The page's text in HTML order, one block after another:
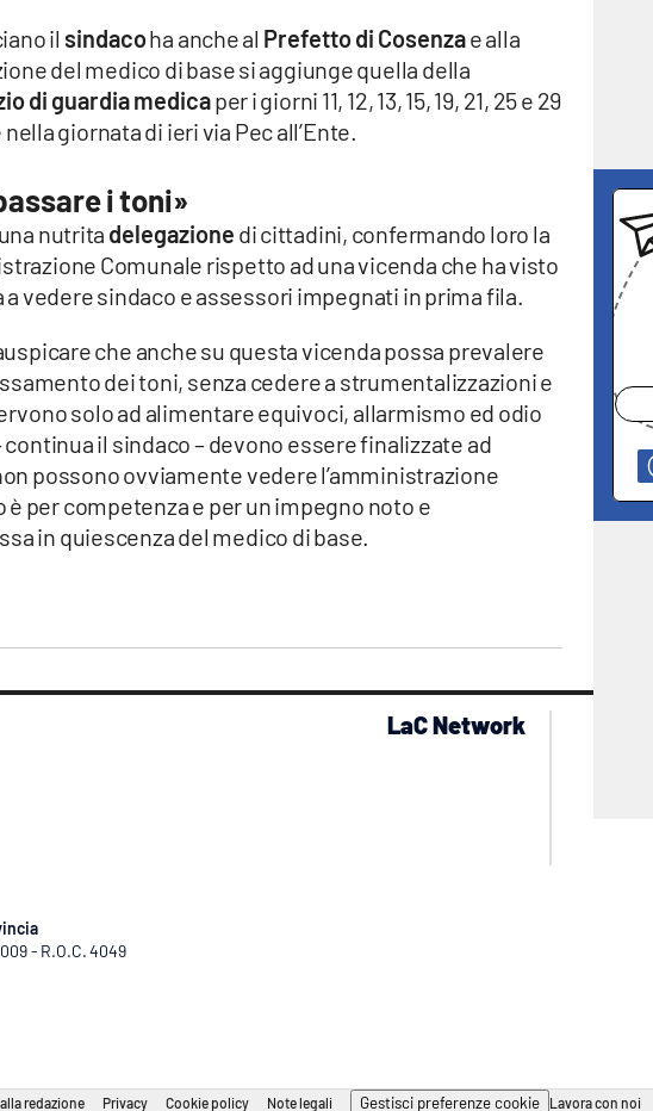
il sindacoha anche al Prefetto di Cosenzae alla
del medico di base si aggiunge quella della
di guardia medicaper i giorni 11, 12, 13, 15, 19, 21, 25 e 29
giornata di ieri via Pec all’Ente.
i toni»
nutrita delegazione di cittadini, confermando loro la
Comunale rispetto ad una vicenda che ha visto
vedere sindaco e assessori impegnati in prima fila.
che anche su questa vicenda possa prevalere
dei toni, senza cedere a strumentalizzazioni e
solo ad alimentare equivoci, allarmismo ed odio
continua il sindaco – devono essere finalizzate ad
possono ovviamente vedere l’amministrazione
per competenza e per un impegno noto e
in quiescenza del medico di base.
LaC Network
- R.O.C. 4049
redazione Privacy Cookie policy Note legali Gestisci preferenze cookie Lavora con noi